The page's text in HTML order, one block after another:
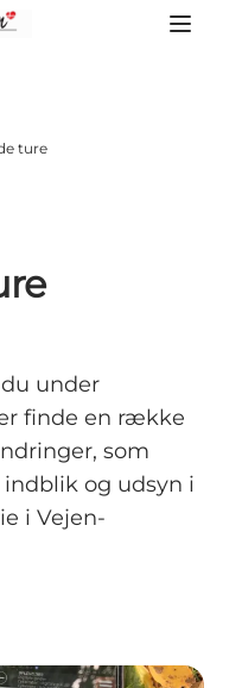
ture
under
finde en række
som
og udsyn i
i Vejen-